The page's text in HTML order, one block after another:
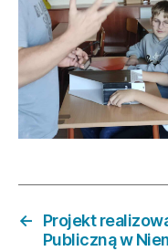
←
Projekt
Publiczną w